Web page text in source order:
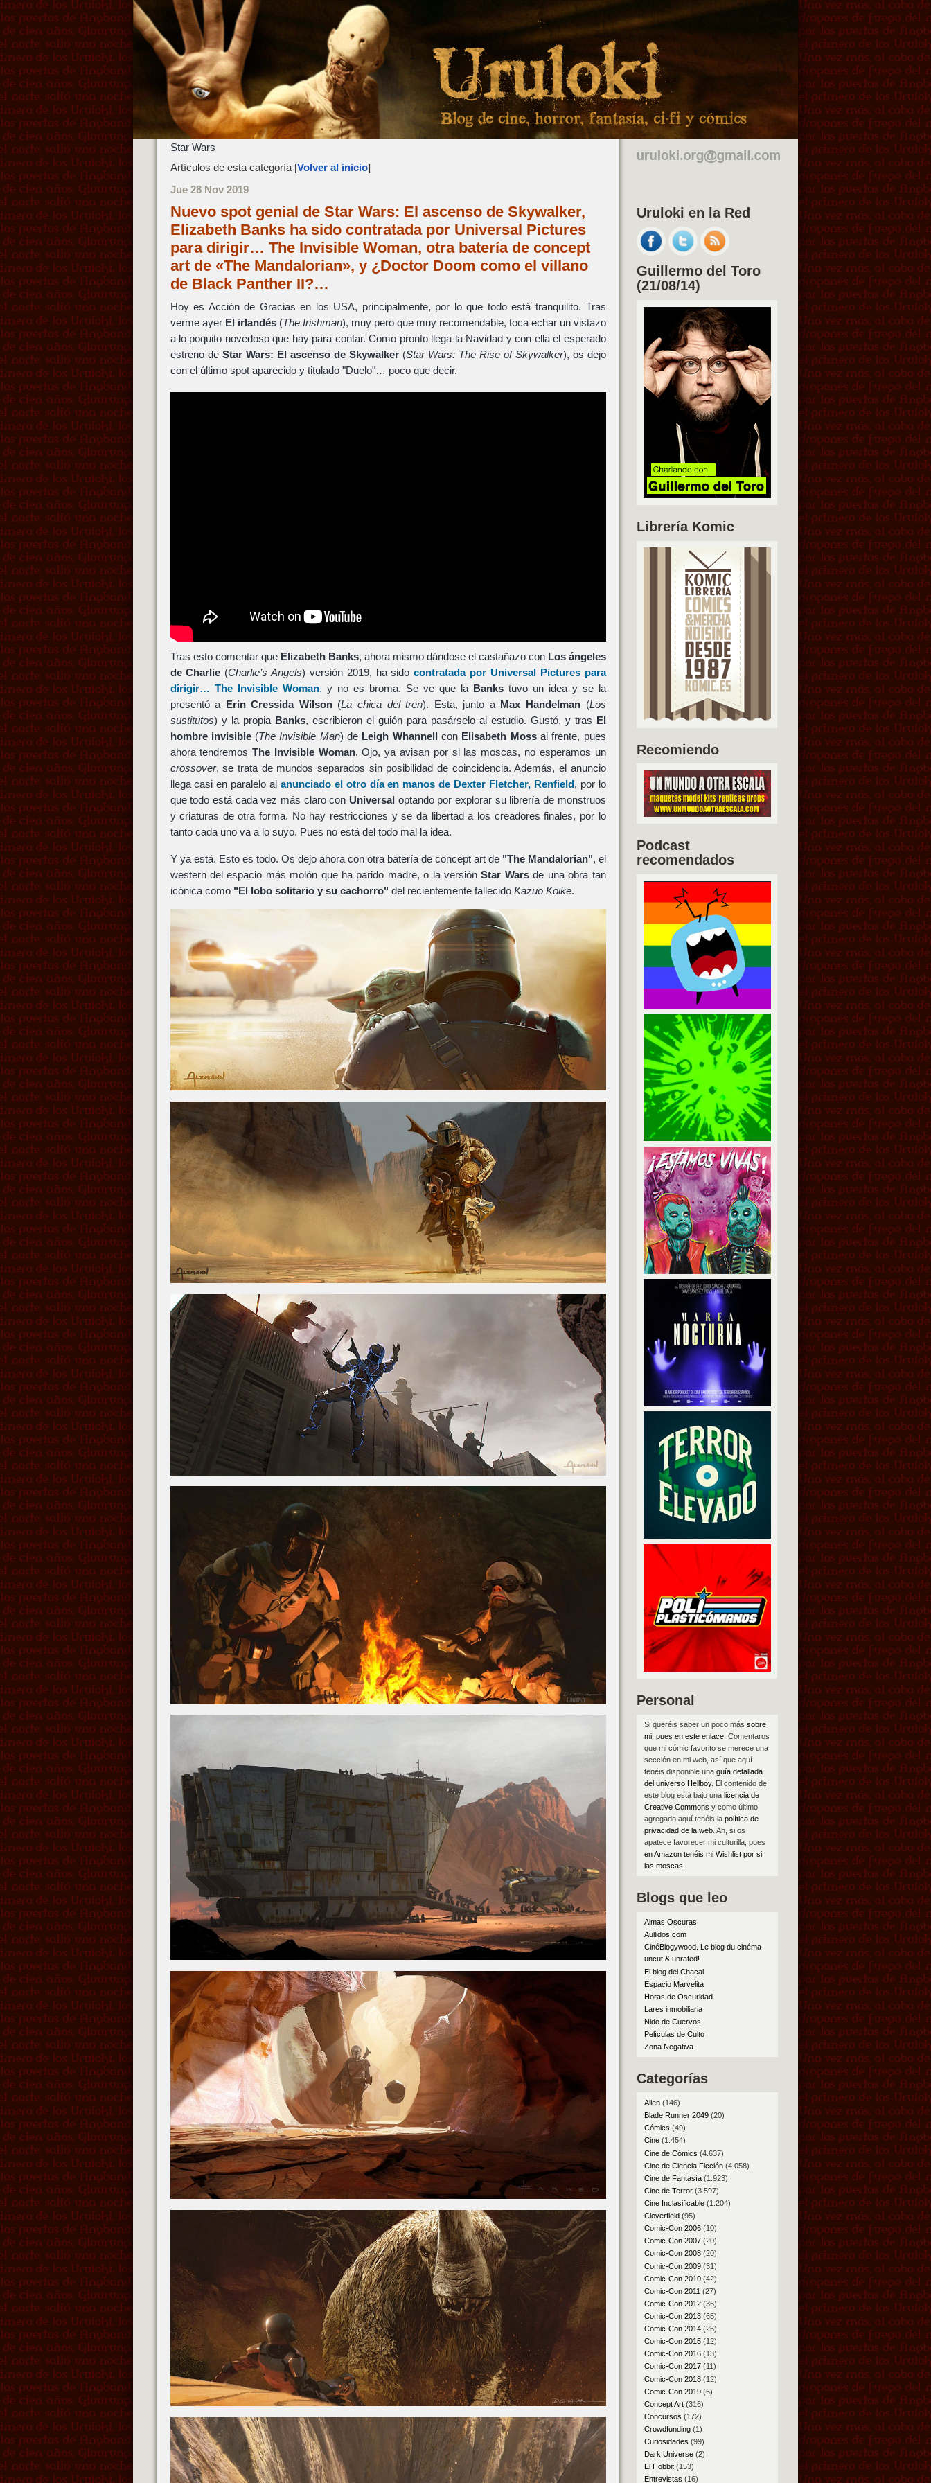
Star Wars
Artículos de esta categoría [Volver al inicio]
Jue 28 Nov 2019
Nuevo spot genial de Star Wars: El ascenso de Skywalker,
Elizabeth Banks ha sido contratada por Universal Pictures
para dirigir… The Invisible Woman, otra batería de concept
art de «The Mandalorian», y ¿Doctor Doom como el villano
de Black Panther II?…
Hoy es Acción de Gracias en los USA, principalmente, por lo que todo está tranquilito. Tras
verme ayer El irlandés(The Irishman), muy pero que muy recomendable, toca echar un vistazo
a lo poquito novedoso que hay para contar. Como pronto llega la Navidad y con ella el esperado
estreno de Star Wars: El ascenso de Skywalker(Star Wars: The Rise of Skywalker), os dejo
con el último spot aparecido y titulado "Duelo"… poco que decir.
Tras esto comentar que Elizabeth Banks, ahora mismo dándose el castañazo con Los ángeles
de Charlie (Charlie’s Angels) versión 2019, ha sidocontratada por Universal Picturespara
dirigir… The Invisible Woman, y no es broma. Se ve que la Bankstuvo un idea y se la
presentó a Erin Cressida Wilson(La chica del tren). Esta, junto a Max Handelman (Los
sustitutos) y la propia Banks, escribieron el guión para pasárselo al estudio. Gustó, y tras El
hombre invisible(The Invisible Man) de Leigh Whannell con Elisabeth Mossal frente, pues
ahora tendremosThe Invisible Woman. Ojo, ya avisan por si las moscas, no esperamos un
crossover, se trata de mundos separados sin posibilidad de coincidencia. Además, el anuncio
llega casi en paralelo al anunciado el otro día en manos de Dexter Fletcher, Renfield, por lo
que todo está cada vez más claro con Universal optando por explorar su librería de monstruos
y criaturas de otra forma. No hay restricciones y se da libertad a los creadores finales, por lo
tanto cada uno va a lo suyo. Pues no está del todo mal la idea.
Y ya está. Esto es todo. Os dejo ahora con otra batería de concept art de "The Mandalorian", el
western del espacio más molón que ha parido madre, o la versiónStar Warsde una obra tan
icónica como "El lobo solitario y su cachorro" del recientemente fallecido Kazuo Koike.
Uruloki en la Red
Guillermo del Toro
(21/08/14)
Librería Komic
Recomiendo
Podcast
recomendados
Personal
Si queréis saber un poco más sobre
mi, pues en este enlace. Comentaros
que mi cómic favorito se merece una
sección en mi web, así que aquí
tenéis disponible una guía detallada
del universo Hellboy. El contenido de
este blog está bajo una licencia de
Creative Commons y como último
agregado aquí tenéis la política de
privacidad de la web. Ah, si os
apatece favorecer mi culturilla, pues
en Amazon tenéis mi Wishlist por si
las moscas
Blogs que leo
Almas Oscuras
Aullidos.com
CinéBlogywood. Le blog du cinéma
uncut & unrated!
El blog del Chacal
Espacio Marvelita
Horas de Oscuridad
Lares inmobiliaria
Nido de Cuervos
Películas de Culto
Zona Negativa
Categorías
Alien(146)
Blade Runner 2049(20)
Cómics (49)
Cine(1.454)
Cine de Cómics (4.637)
Cine de Ciencia Ficción(4.058)
Cine de Fantasía(1.923)
Cine de Terror(3.597)
Cine Inclasificable(1.204)
Cloverfield(95)
Comic-Con 2006(10)
Comic-Con 2007(20)
Comic-Con 2008(20)
Comic-Con 2009(31)
Comic-Con 2010(42)
Comic-Con 2011 (27)
Comic-Con 2012(36)
Comic-Con 2013(65)
Comic-Con 2014(26)
Comic-Con 2015(12)
Comic-Con 2016(13)
Comic-Con 2017(11)
Comic-Con 2018(12)
Comic-Con 2019(6)
Concept Art(316)
Concursos (172)
Crowdfunding(1)
Curiosidades (99)
Dark Universe(2)
El Hobbit(153)
Entrevistas (16)